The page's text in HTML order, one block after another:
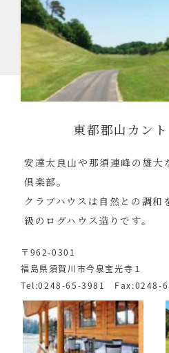
東都郡山カン
安達太良山や那須連峰の雄大
倶楽部。
クラブハウスは自然との調和
級のログハウス造りです。
〒962-0301
福島県須賀川市今泉宝光寺１
Tel:0248-65-3981 Fax:0248-